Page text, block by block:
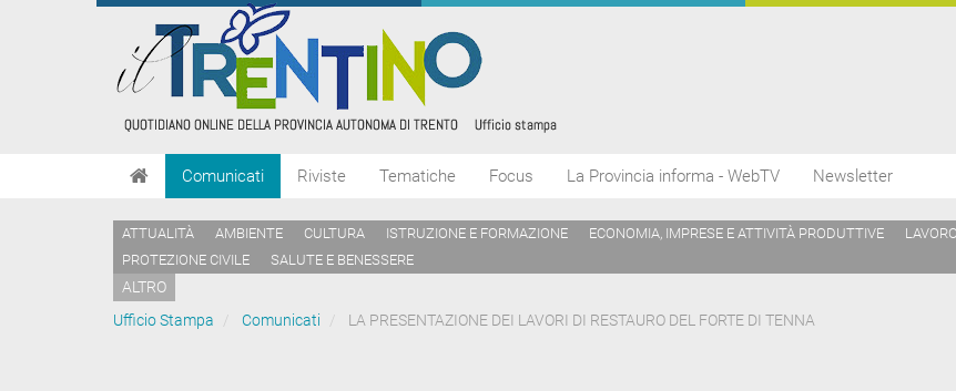
Comunicati Riviste Tematiche Focus La Provincia informa - WebTV Newsletter
ATTUALITÀ AMBIENTE CULTURA ISTRUZIONE E FORMAZIONE ECONOMIA, IMPRESE E ATTIVITÀ PRODUTTIVE
PROTEZIONE CIVILE
SALUTE E BENESSERE
ALTRO
Ufficio Stampa
Comunicati LA PRESENTAZIONE DEI LAVORI DI RESTAURO DEL FORTE DI TENNA